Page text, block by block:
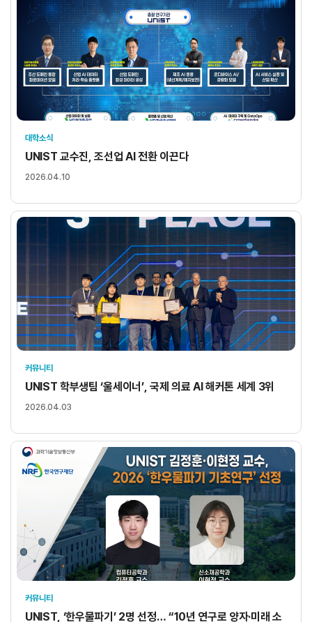
대학소식
UNIST 교수진, 조선업 AI 전환 이끈다
2026.04.10
커뮤니티
UNIST 학부생팀 ‘울세이너’, 국제 의료 AI 해커톤 세계 3위
2026.04.03
커뮤니티
UNIST, ‘한우물파기’ 2명 선정… “10년 연구로 양자·미래 소